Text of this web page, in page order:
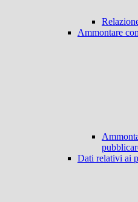
Ammontare
Dati relativi ai